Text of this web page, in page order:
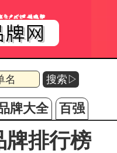
搜索▷
牌大全 百强
牌排行榜